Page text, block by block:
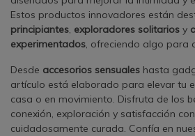
Estos productos innovadores están
principiantes, exploradores solitarios y
experimentados, ofreciendo algo para
Desde accesorios sensuales hasta
artículo está elaborado para elevar tu
casa o en movimiento. Disfruta de los
conexión, exploración y satisfacción
cuidadosamente curada. Confía en